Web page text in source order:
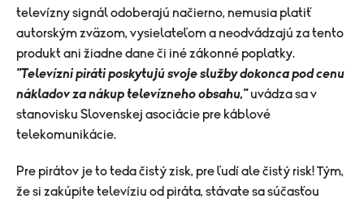
televízny signál odoberajú načierno, nemusia platiť
autorským zväzom, vysielateľom a neodvádzajú za tento
produkt ani žiadne dane či iné zákonné poplatky.
"Televízni piráti poskytujú svoje služby dokonca pod cenu
nákladov za nákup televízneho obsahu," uvádza sa v
stanovisku Slovenskej asociácie pre káblové
telekomunikácie.
Pre pirátov je to teda čistý zisk, pre ľudí ale čistý risk! Tým,
že si zakúpite televíziu od piráta, stávate sa súčasťou